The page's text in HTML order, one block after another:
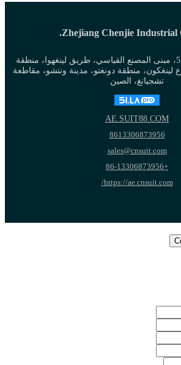
Zhejiang Chenjie Industrial
المبنى 5 غرب، المبنى 5، مبنى المصنع القياسي، طريق لينغهوا، منطقة
لينغكون، منطقة دونغتو، مدينة ونتشو، مقاطعة
تشجيانغ، الصين
AE.SUIT88.COM
8613306873956
sales@cnsuit.com
+86-13306873956
https://ae.cnsuit.com/